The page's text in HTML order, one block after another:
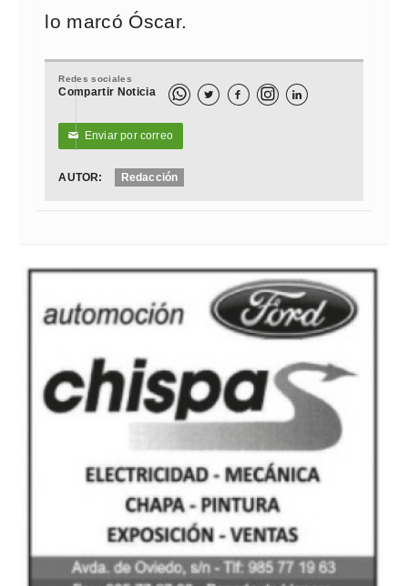
lo marcó Óscar.
Redes sociales
Compartir Noticia   
✉ Enviar por correo
AUTOR: Redacción